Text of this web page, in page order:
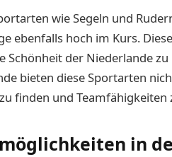
wie Segeln und
ebenfalls hoch im Kurs.
Schönheit der Niederlande
bieten diese Sportarten
finden und Teamfähigkeiten
in